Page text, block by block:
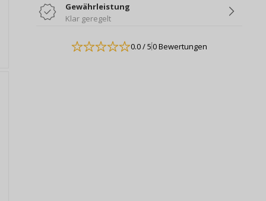
Gewährleistung
Klar geregelt
0.0/ 50 Bewertungen